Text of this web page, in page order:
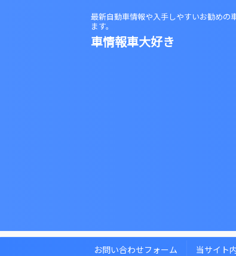
最新自動車情報や入手しやすいお勧めの
ます。
車情報車大好き
お問い合わせフォーム 当サイト